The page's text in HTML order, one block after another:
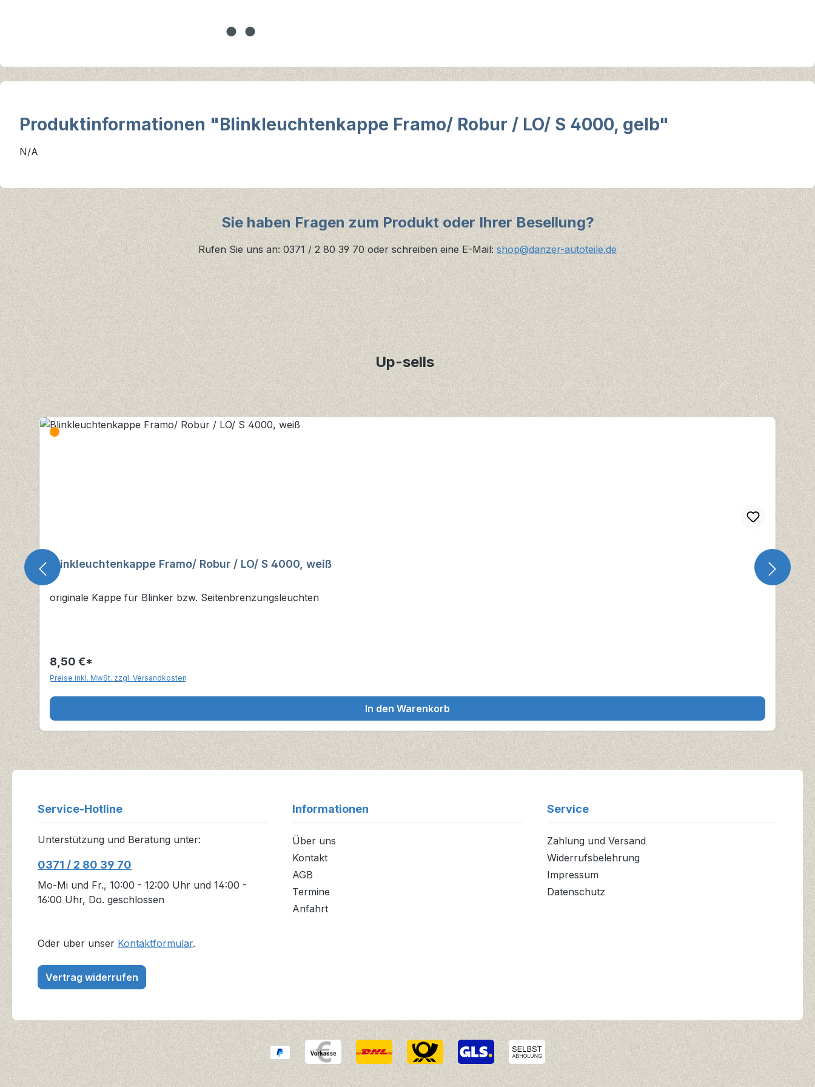
Produktinformationen "Blinkleuchtenkappe Framo/ Robur / LO/ S 4000, gelb"
N/A
Sie haben Fragen zum Produkt oder Ihrer Besellung?
Rufen Sie uns an: 0371 / 2 80 39 70 oder schreiben eine E-Mail:shop@danzer-autoteile.de
Up-sells
Produktgalerie überspringen
Blinkleuchtenkappe Framo/ Robur / LO/ S 4000, weiß
originale Kappe für Blinker bzw. Seitenbrenzungsleuchten
8,50 €*
Preise inkl. MwSt. zzgl. Versandkosten
In den Warenkorb
Service-Hotline
Unterstützung und Beratung unter:
0371 / 2 80 39 70
Mo-Mi und Fr., 10:00 - 12:00 Uhr und 14:00 -
16:00 Uhr, Do. geschlossen
Oder über unser Kontaktformular.
Vertrag widerrufen
Informationen
Über uns
Kontakt
AGB
Termine
Anfahrt
Service
Zahlung und Versand
Widerrufsbelehrung
Impressum
Datenschutz